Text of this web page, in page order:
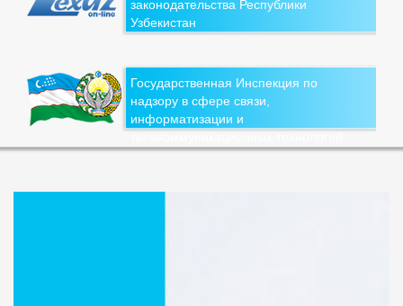
законодательства Республики
Узбекистан
Государственная Инспекция по
надзору в сфере связи,
информатизации и